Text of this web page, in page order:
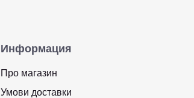
Информация
Про магазин
Умови доставки